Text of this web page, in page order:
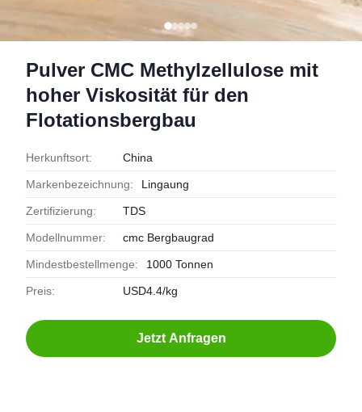
Pulver CMC Methylzellulose mit
hoher Viskosität für den
Flotationsbergbau
Herkunftsort: China
Markenbezeichnung: Lingaung
Zertifizierung: TDS
Modellnummer: cmc Bergbaugrad
Mindestbestellmenge: 1000 Tonnen
Preis: USD4.4/kg
Jetzt Anfragen